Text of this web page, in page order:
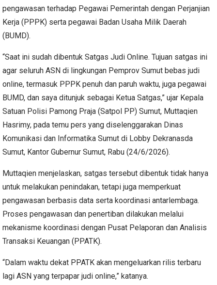
pengawasan terhadap Pegawai Pemerintah dengan Perjanjian
Kerja (PPPK) serta pegawai Badan Usaha Milik Daerah
(BUMD).
“Saat ini sudah dibentuk Satgas Judi Online. Tujuan satgas ini
agar seluruh ASN di lingkungan Pemprov Sumut bebas judi
online, termasuk PPPK penuh dan paruh waktu, juga pegawai
BUMD, dan saya ditunjuk sebagai Ketua Satgas,” ujar Kepala
Satuan Polisi Pamong Praja (Satpol PP) Sumut, Muttaqien
Hasrimy, pada temu pers yang diselenggarakan Dinas
Komunikasi dan Informatika Sumut di Lobby Dekranasda
Sumut, Kantor Gubernur Sumut, Rabu (24/6/2026).
Muttaqien menjelaskan, satgas tersebut dibentuk tidak hanya
untuk melakukan penindakan, tetapi juga memperkuat
pengawasan berbasis data serta koordinasi antarlembaga.
Proses pengawasan dan penertiban dilakukan melalui
mekanisme koordinasi dengan Pusat Pelaporan dan Analisis
Transaksi Keuangan (PPATK).
“Dalam waktu dekat PPATK akan mengeluarkan rilis terbaru
lagi ASN yang terpapar judi online,” katanya.